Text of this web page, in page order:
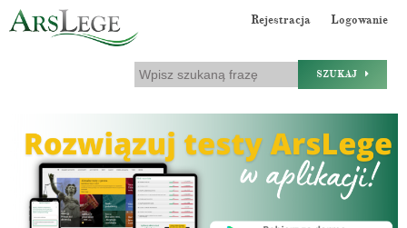
Rejestracja Logowanie
SZUKAJ